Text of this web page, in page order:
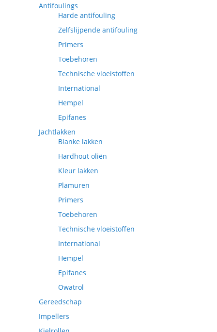
Antifoulings
Harde antifouling
Zelfslijpende antifouling
Primers
Toebehoren
Technische vloeistoffen
International
Hempel
Epifanes
Jachtlakken
Blanke lakken
Hardhout oliën
Kleur lakken
Plamuren
Primers
Toebehoren
Technische vloeistoffen
International
Hempel
Epifanes
Owatrol
Gereedschap
Impellers